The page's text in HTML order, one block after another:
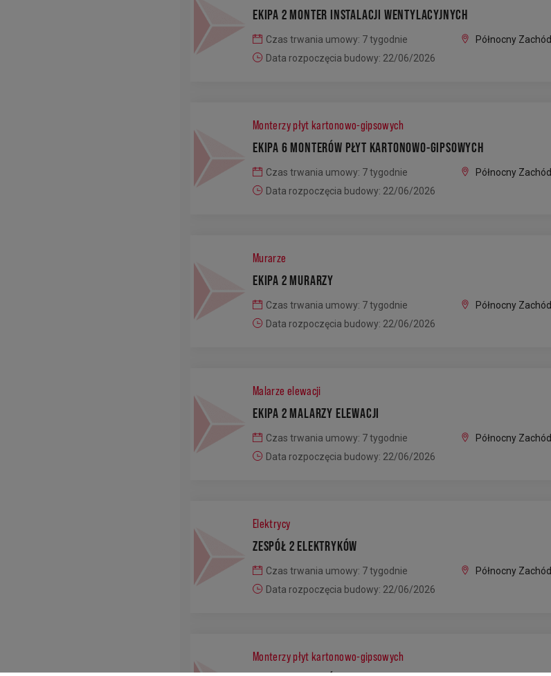
EKIPA 2 MONTER INSTALACJI WENTYLACYJNYCH
Czas trwania umowy: 7 tygodnie
Data rozpoczęcia budowy: 22/06/2026
Północny Zachód
Monterzy płyt kartonowo-gipsowych
EKIPA 6 MONTERÓW PŁYT KARTONOWO-GIPSOWYCH
Czas trwania umowy: 7 tygodnie
Data rozpoczęcia budowy: 22/06/2026
Północny Zachód
Murarze
EKIPA 2 MURARZY
Czas trwania umowy: 7 tygodnie
Data rozpoczęcia budowy: 22/06/2026
Północny Zachód
Malarze elewacji
EKIPA 2 MALARZY ELEWACJI
Czas trwania umowy: 7 tygodnie
Data rozpoczęcia budowy: 22/06/2026
Północny Zachód
Elektrycy
ZESPÓŁ 2 ELEKTRYKÓW
Czas trwania umowy: 7 tygodnie
Data rozpoczęcia budowy: 22/06/2026
Północny Zachód
Monterzy płyt kartonowo-gipsowych